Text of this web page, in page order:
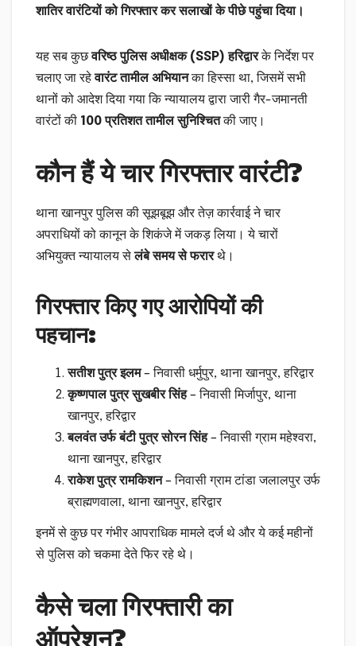
शातिर वारंटियों को गिरफ्तार कर सलाखों के पीछे पहुंचा दिया।
यह सब कुछवरिष्ठ पुलिस अधीक्षक (SSP) हरिद्वारके निर्देश पर
चलाए जा रहेवारंट तामील अभियानका हिस्सा था, जिसमें सभी
थानों को आदेश दिया गया कि न्यायालय द्वारा जारी गैर-जमानती
वारंटों की 100 प्रतिशत तामील सुनिश्चितकी जाए।
कौन हैं ये चार गिरफ्तार वारंटी?
थाना खानपुर पुलिस की सूझबूझ और तेज़ कार्रवाई ने चार
अपराधियों को कानून के शिकंजे में जकड़ लिया। ये चारों
अभियुक्त न्यायालय सेलंबे समय से फरारथे।
गिरफ्तार किए गए आरोपियों की
पहचान:
सतीश पुत्र इलम– निवासी धर्मुपुर, थाना खानपुर, हरिद्वार
कृष्णपाल पुत्र सुखबीर सिंह– निवासी मिर्जापुर, थाना
खानपुर, हरिद्वार
बलवंत उर्फ बंटी पुत्र सोरन सिंह– निवासी ग्राम महेश्वरा,
थाना खानपुर, हरिद्वार
राकेश पुत्र रामकिशन– निवासी ग्राम टांडा जलालपुर उर्फ
ब्राह्मणवाला, थाना खानपुर, हरिद्वार
इनमें से कुछ पर गंभीर आपराधिक मामले दर्ज थे और ये कई महीनों
से पुलिस को चकमा देते फिर रहे थे।
कैसे चला गिरफ्तारी का
ऑपरेशन?